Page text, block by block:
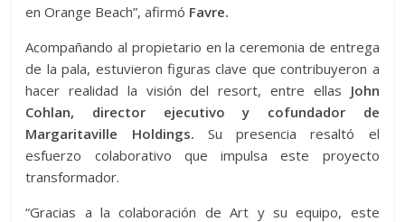
en Orange Beach”, afirmó Favre.
Acompañando al propietario en la ceremonia de entrega
de la pala, estuvieron figuras clave que contribuyeron a
hacer realidad la visión del resort, entre ellas John
Cohlan, director ejecutivo y cofundador de
Margaritaville Holdings. Su presencia resaltó el
esfuerzo colaborativo que impulsa este proyecto
transformador.
“Gracias a la colaboración de Art y su equipo, este